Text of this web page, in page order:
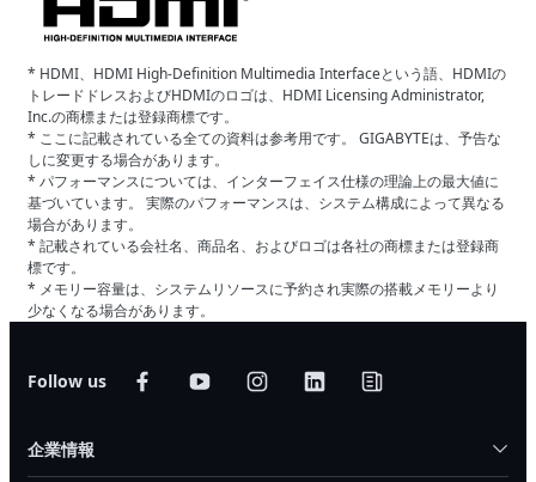
* HDMI、HDMI High-Definition Multimedia Interfaceという語、HDMIの
トレードドレスおよびHDMIのロゴは、HDMI Licensing Administrator,
Inc.の商標または登録商標です。
* ここに記載されている全ての資料は参考用です。 GIGABYTEは、予告な
しに変更する場合があります。
* パフォーマンスについては、インターフェイス仕様の理論上の最大値に
基づいています。 実際のパフォーマンスは、システム構成によって異なる
場合があります。
* 記載されている会社名、商品名、およびロゴは各社の商標または登録商
標です。
* メモリー容量は、システムリソースに予約され実際の搭載メモリーより
少なくなる場合があります。
Follow us
企業情報